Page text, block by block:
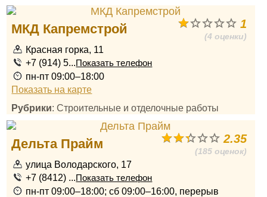
1
(4 оценки)
МКД Капремстрой
Красная горка, 11
+7 (914) 5...Показать телефон
пн-пт 09:00–18:00
Показать на карте
Рубрики: Строительные и отделочные работы
2.35
(185 оценок)
Дельта Прайм
улица Володарского, 17
+7 (8412) ...Показать телефон
пн-пт 09:00–18:00; сб 09:00–16:00, перерыв